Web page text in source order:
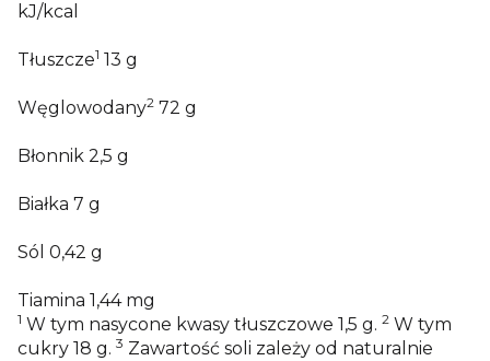
kJ/kcal
Tłuszcze1 13 g
Węglowodany2 72 g
Błonnik 2,5 g
Białka 7 g
Sól 0,42 g
Tiamina 1,44mg
1 W tym nasycone kwasy tłuszczowe 1,5 g. 2 W tym
cukry 18 g. 3 Zawartość soli zależy od naturalnie